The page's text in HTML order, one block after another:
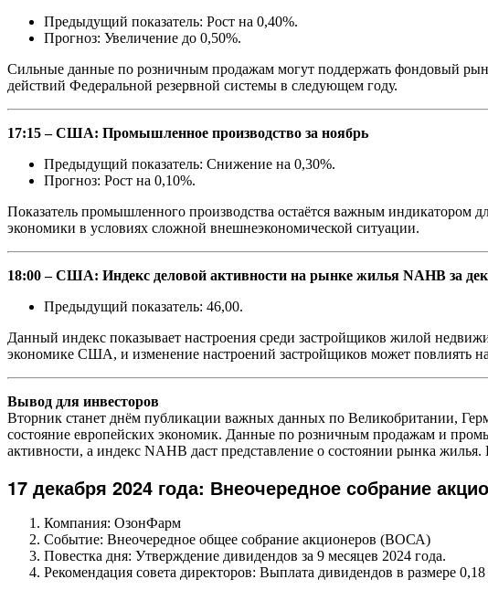
Предыдущий показатель: Рост на 0,40%.
Прогноз: Увеличение до 0,50%.
Сильные данные по розничным продажам могут поддержать фондовый
действий Федеральной резервной системы в следующем году.
17:15 – США: Промышленное производство за ноябрь
Предыдущий показатель: Снижение на 0,30%.
Прогноз: Рост на 0,10%.
Показатель промышленного производства остаётся важным индикатором
экономики в условиях сложной внешнеэкономической ситуации.
18:00 – США: Индекс деловой активности на рынке жилья NAHB за
Предыдущий показатель: 46,00.
Данный индекс показывает настроения среди застройщиков жилой
экономике США, и изменение настроений застройщиков может повлиять
Вывод для инвесторов
Вторник станет днём публикации важных данных по Великобритании,
состояние европейских экономик. Данные по розничным продажам и
активности, а индекс NAHB даст представление о состоянии рынка
17 декабря 2024 года: Внеочередное собрание
Компания: ОзонФарм
Событие: Внеочередное общее собрание акционеров (ВОСА)
Повестка дня: Утверждение дивидендов за 9 месяцев 2024 года.
Рекомендация совета директоров: Выплата дивидендов в размере